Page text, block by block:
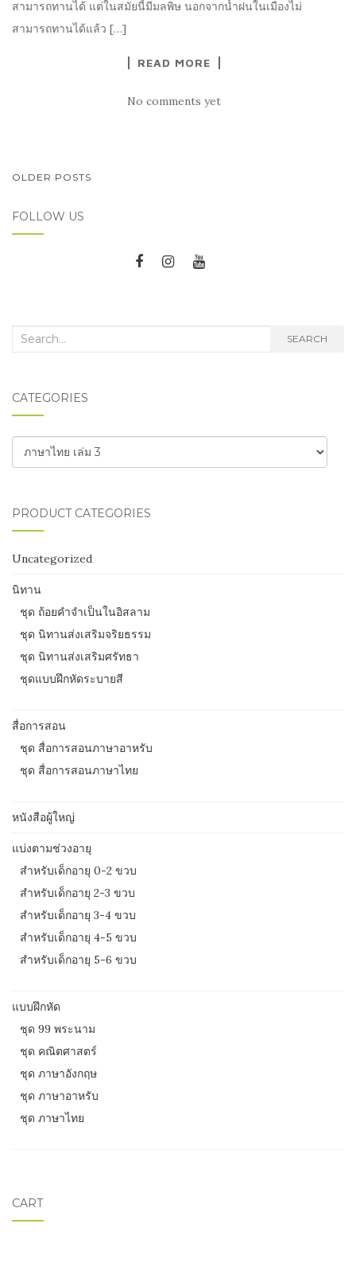
สามารถทานได้ แต่ในสมัยนี้มีมลพิษ นอกจากน้ำฝนในเมืองไม่
สามารถทานได้แล้ว […]
READ MORE
No comments yet
NAVIGATION
OLDER POSTS
FOLLOW US
Search
SEARCH
CATEGORIES
Categories
PRODUCT CATEGORIES
Uncategorized
นิทาน
ชุด ถ้อยคำจำเป็นในอิสลาม
ชุด นิทานส่งเสริมจริยธรรม
ชุด นิทานส่งเสริมศรัทธา
ชุดแบบฝึกหัดระบายสี
สื่อการสอน
ชุด สื่อการสอนภาษาอาหรับ
ชุด สื่อการสอนภาษาไทย
หนังสือผู้ใหญ่
แบ่งตามช่วงอายุ
สำหรับเด็กอายุ 0-2 ขวบ
สำหรับเด็กอายุ 2-3 ขวบ
สำหรับเด็กอายุ 3-4 ขวบ
สำหรับเด็กอายุ 4-5 ขวบ
สำหรับเด็กอายุ 5-6 ขวบ
แบบฝึกหัด
ชุด 99 พระนาม
ชุด คณิตศาสตร์
ชุด ภาษาอังกฤษ
ชุด ภาษาอาหรับ
ชุด ภาษาไทย
CART